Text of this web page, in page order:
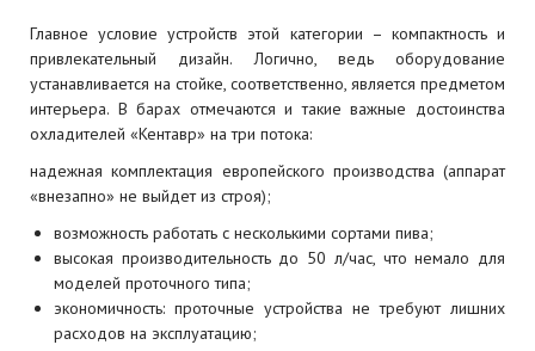
Главное условие устройств этой категории – компактность и
привлекательный дизайн. Логично, ведь оборудование
устанавливается на стойке, соответственно, является предметом
интерьера. В барах отмечаются и такие важные достоинства
охладителей «Кентавр» на три потока:
надежная комплектация европейского производства (аппарат
«внезапно» не выйдет из строя);
возможность работать с несколькими сортами пива;
высокая производительность до 50 л/час, что немало для
моделей проточного типа;
экономичность: проточные устройства не требуют лишних
расходов на эксплуатацию;